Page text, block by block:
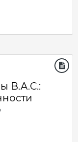
B.A.C.: